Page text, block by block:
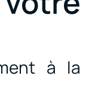
à la